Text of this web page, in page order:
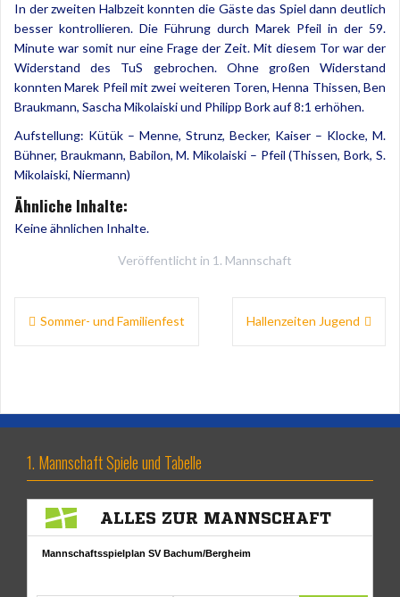
In der zweiten Halbzeit konnten die Gäste das Spiel dann deutlich
besser kontrollieren. Die Führung durch Marek Pfeil in der 59.
Minute war somit nur eine Frage der Zeit. Mit diesem Tor war der
Widerstand des TuS gebrochen. Ohne großen Widerstand
konnten Marek Pfeil mit zwei weiteren Toren, Henna Thissen, Ben
Braukmann, Sascha Mikolaiski und Philipp Bork auf 8:1 erhöhen.
Aufstellung: Kütük – Menne, Strunz, Becker, Kaiser – Klocke, M.
Bühner, Braukmann, Babilon, M. Mikolaiski – Pfeil (Thissen, Bork, S.
Mikolaiski, Niermann)
Ähnliche Inhalte:
Keine ähnlichen Inhalte.
Veröffentlicht in 1. Mannschaft
Beitragsnavigation
Sommer- und Familienfest Hallenzeiten Jugend
1. Mannschaft Spiele und Tabelle